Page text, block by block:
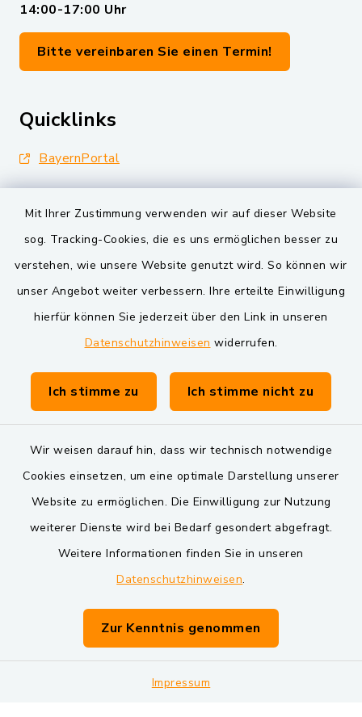
Mit Ihrer Zustimmung verwenden wir auf dieser Website
sog. Tracking-Cookies, die es uns ermöglichen besser zu
verstehen, wie unsere Website genutzt wird. So können wir
unser Angebot weiter verbessern. Ihre erteilte Einwilligung
hierfür können Sie jederzeit über den Link in unseren
Datenschutzhinweisen widerrufen.
Ich stimme zu Ich stimme nicht zu
Wir weisen darauf hin, dass wir technisch notwendige
Cookies einsetzen, um eine optimale Darstellung unserer
Website zu ermöglichen. Die Einwilligung zur Nutzung
weiterer Dienste wird bei Bedarf gesondert abgefragt.
Weitere Informationen finden Sie in unseren
Datenschutzhinweisen.
Zur Kenntnis genommen
Impressum
14:00-17:00 Uhr
Bitte vereinbaren Sie einen Termin!
Quicklinks
BayernPortal
Landkreis Schwandorf
VG und Gemeinden
Markt Schwarzenfeld
Gemeinde Schwarzach bei Nabburg
Verwaltungsgemeinschaft Schwarzenfeld
Barrierefreiheit
Impressum
Sitemap